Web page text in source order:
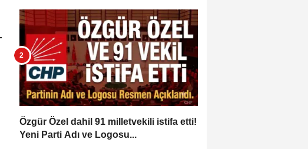
Özgür Özel dahil 91 milletvekili istifa etti!
Yeni Parti Adı ve Logosu...